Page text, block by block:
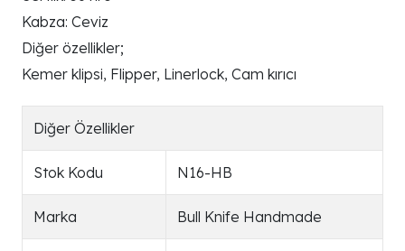
Kabza: Ceviz
Diğer özellikler;
Kemer klipsi, Flipper, Linerlock, Cam kırıcı
Diğer Özellikler
Stok Kodu N16-HB
Marka Bull Knife Handmade